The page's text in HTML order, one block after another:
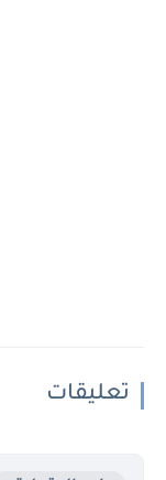
تعليقات